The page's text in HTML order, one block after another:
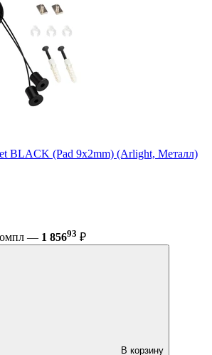
BLACK (Pad 9x2mm) (Arlight, Металл)
— 1 85693 ₽
В корзину